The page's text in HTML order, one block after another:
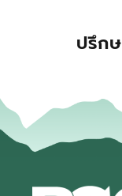
ปรึก